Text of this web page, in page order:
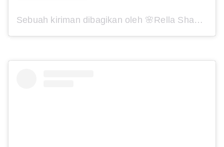
Sebuah kiriman dibagikan oleh 🌸Rella Sha🌸 (@arellsha)